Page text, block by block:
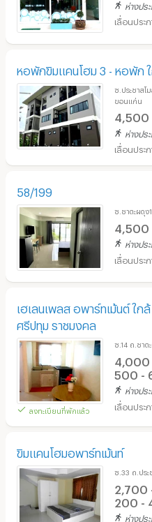
ห่างปร
หอพักขิมแคนโฮม 3 - หอพัก ใ
ซ.ประชาสโ
ขอนแก่น
4,500
ห่างปร
58/199
ซ.ชาตะผดุง
4,500
ห่างปร
เฮเลนเพลส อพาร์ทเม้นต์ ใ
ศรีปทุม ราชมงคล
ลงทะเบียนที่พักแล้ว
ซ.14 ถ.ชาต
4,000
500 -
ห่างปร
ขิมแคนโฮมอพาร์ทเม้นท์
ซ.33 ถ.ประ
2,700
200 -
ห่างปร